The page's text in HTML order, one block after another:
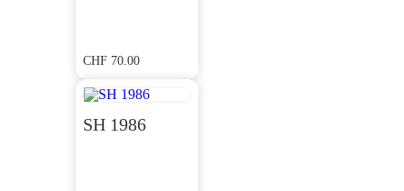
CHF 70.00
SH 1986